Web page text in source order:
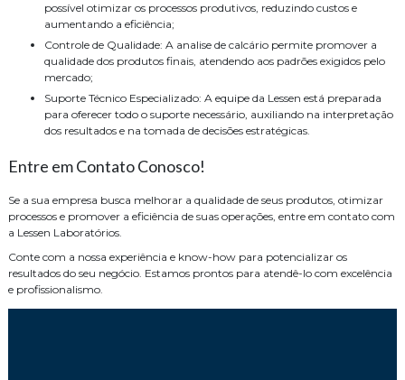
possível otimizar os processos produtivos, reduzindo custos e
aumentando a eficiência;
Controle de Qualidade: A analise de calcário permite promover a
qualidade dos produtos finais, atendendo aos padrões exigidos pelo
mercado;
Suporte Técnico Especializado: A equipe da Lessen está preparada
para oferecer todo o suporte necessário, auxiliando na interpretação
dos resultados e na tomada de decisões estratégicas.
Entre em Contato Conosco!
Se a sua empresa busca melhorar a qualidade de seus produtos, otimizar
processos e promover a eficiência de suas operações, entre em contato com
a Lessen Laboratórios.
Conte com a nossa experiência e know-how para potencializar os
resultados do seu negócio. Estamos prontos para atendê-lo com excelência
e profissionalismo.